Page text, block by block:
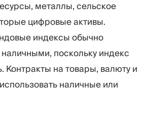
металлы, сельское
цифровые активы.
индексы обычно
поскольку индекс
Контракты на товары, валюту и
наличные или